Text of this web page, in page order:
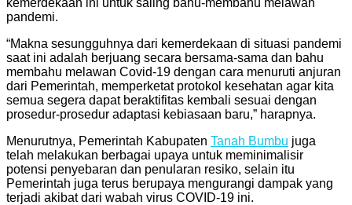
pandemi.
“Makna sesungguhnya dari kemerdekaan di situasi pandemi
saat ini adalah berjuang secara bersama-sama dan bahu
membahu melawan Covid-19 dengan cara menuruti anjuran
dari Pemerintah, memperketat protokol kesehatan agar kita
semua segera dapat beraktifitas kembali sesuai dengan
prosedur-prosedur adaptasi kebiasaan baru,” harapnya.
Menurutnya, Pemerintah Kabupaten Tanah Bumbu juga
telah melakukan berbagai upaya untuk meminimalisir
potensi penyebaran dan penularan resiko, selain itu
Pemerintah juga terus berupaya mengurangi dampak yang
terjadi akibat dari wabah virus COVID-19 ini.